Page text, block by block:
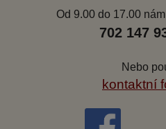
Od 9.00 do 17.00
702 147
Nebo
kontaktní